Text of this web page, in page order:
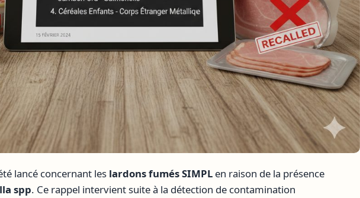
lancé concernant les lardons fumés SIMPL en raison de la présence
spp. Ce rappel intervient suite à la détection de contamination